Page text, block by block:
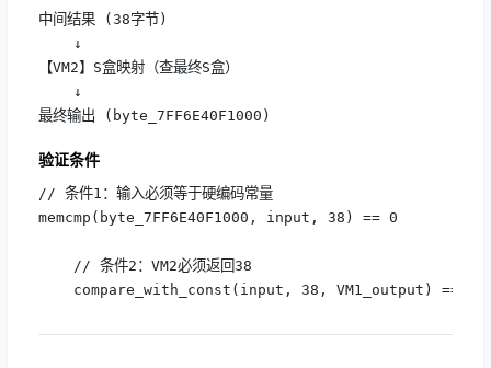
中间结果 (38字节)
↓
【VM2】S盒映射（查最终S盒）
↓
最终输出 (byte_7FF6E40F1000)
验证条件
// 条件1：输入必须等于硬编码常量
memcmp(byte_7FF6E40F1000, input, 38) == 0
// 条件2：VM2必须返回38
compare_with_const(input, 38, VM1_output) == 38